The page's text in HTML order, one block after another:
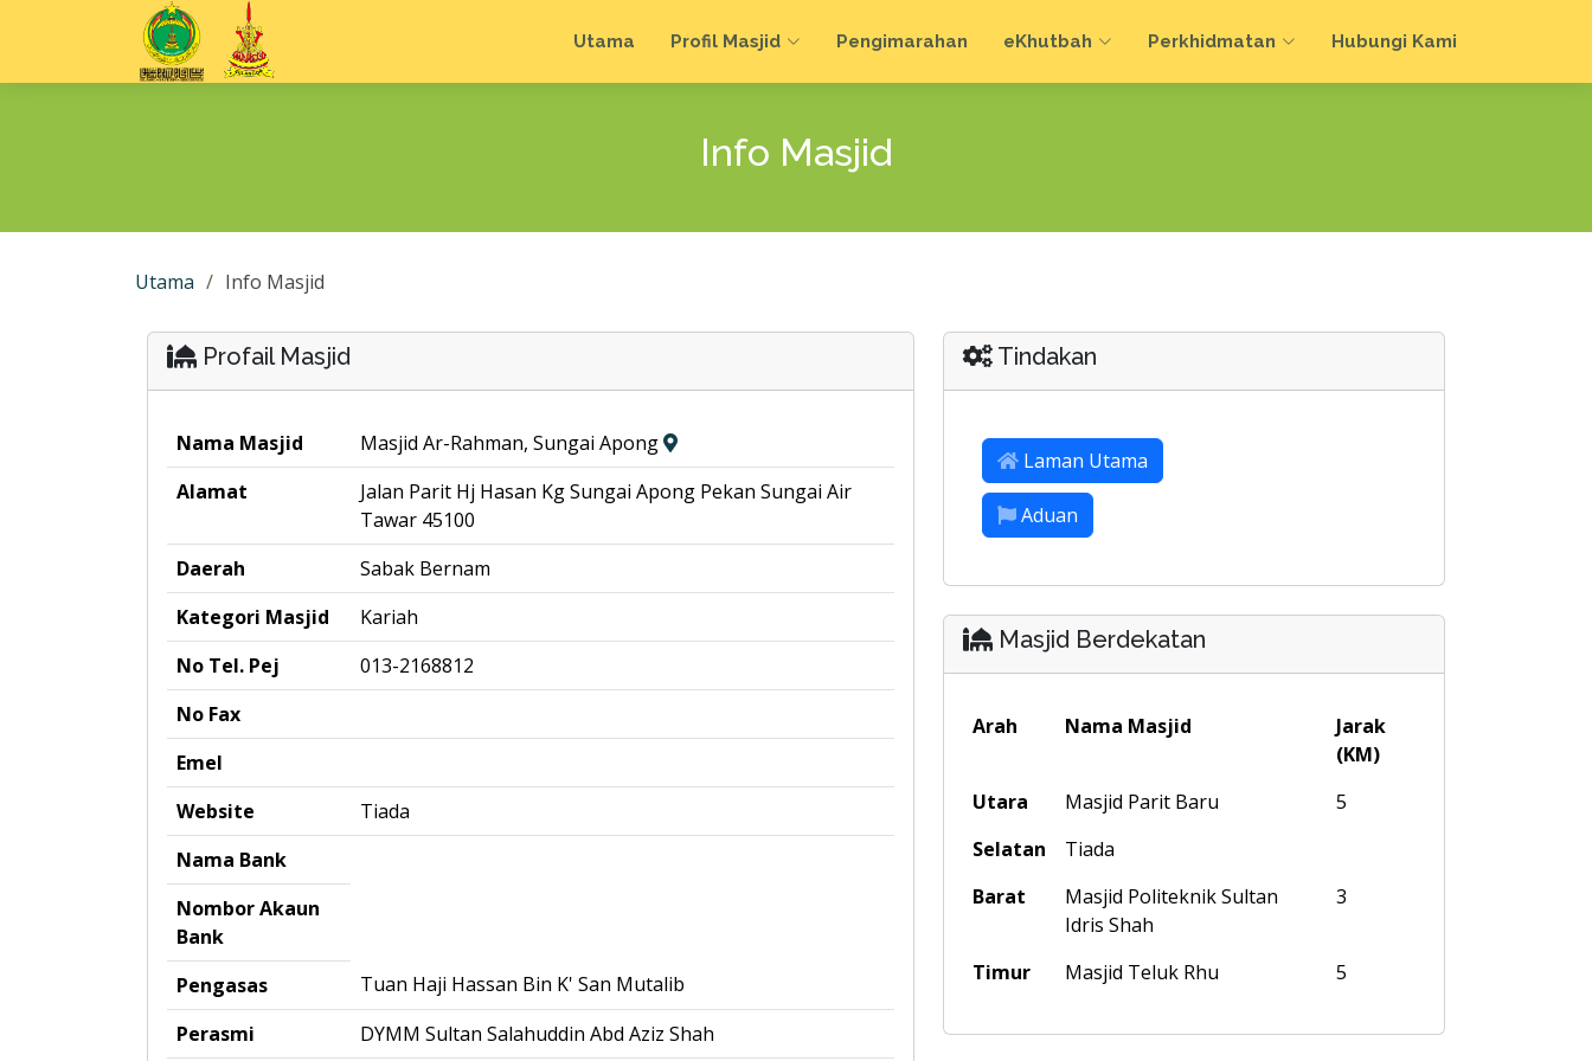
Utama Profil Masjid Pengimarahan eKhutbah Perkhidmatan Hubungi Kami
Info Masjid
Utama Info Masjid
Profail Masjid
Nama Masjid
Masjid Ar-Rahman, Sungai Apong
Alamat
Jalan Parit Hj Hasan Kg Sungai Apong Pekan Sungai Air
Tawar 45100
Daerah
Sabak Bernam
Kategori Masjid
Kariah
No Tel. Pej
013-2168812
No Fax
Emel
Website
Tiada
Nama Bank
Nombor Akaun
Bank
Pengasas
Tuan Haji Hassan Bin K' San Mutalib
Perasmi
DYMM Sultan Salahuddin Abd Aziz Shah
Tindakan
Laman Utama
Aduan
Masjid Berdekatan
Arah Nama Masjid
Jarak
(KM)
Utara
Masjid Parit Baru
5
Selatan
Tiada
Barat
Masjid Politeknik Sultan
Idris Shah
3
Timur Masjid Teluk Rhu 5